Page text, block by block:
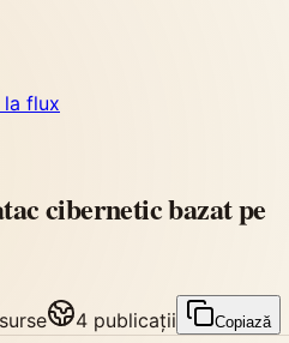
la flux
cibernetic bazat pe
surse 4 publicații Copiază